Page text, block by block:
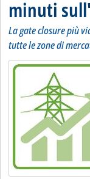
minuti
La gate closure più
tutte le zone di